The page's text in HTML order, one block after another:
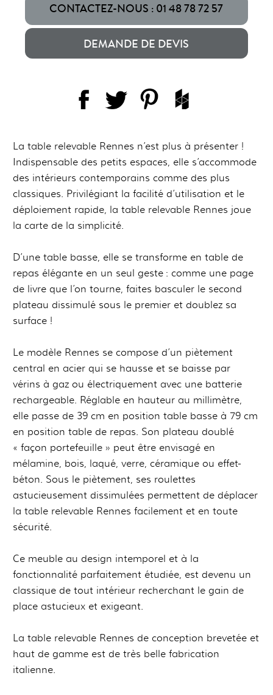
CONTACTEZ-NOUS : 01 48 78 72 57
DEMANDE DE DEVIS
La table relevable Rennes n’est plus à présenter !
Indispensable des petits espaces, elle s’accommode
des intérieurs contemporains comme des plus
classiques. Privilégiant la facilité d’utilisation et le
déploiement rapide, la table relevable Rennes joue
la carte de la simplicité.
D’une table basse, elle se transforme en table de
repas élégante en un seul geste : comme une page
de livre que l’on tourne, faites basculer le second
plateau dissimulé sous le premier et doublez sa
surface !
Le modèle Rennes se compose d’un piètement
central en acier qui se hausse et se baisse par
vérins à gaz ou électriquement avec une batterie
rechargeable. Réglable en hauteur au millimètre,
elle passe de 39 cm en position table basse à 79 cm
en position table de repas. Son plateau doublé
« façon portefeuille » peut être envisagé en
mélamine, bois, laqué, verre, céramique ou effet-
béton. Sous le piètement, ses roulettes
astucieusement dissimulées permettent de déplacer
la table relevable Rennes facilement et en toute
sécurité.
Ce meuble au design intemporel et à la
fonctionnalité parfaitement étudiée, est devenu un
classique de tout intérieur recherchant le gain de
place astucieux et exigeant.
La table relevable Rennes de conception brevetée et
haut de gamme est de très belle fabrication
italienne.